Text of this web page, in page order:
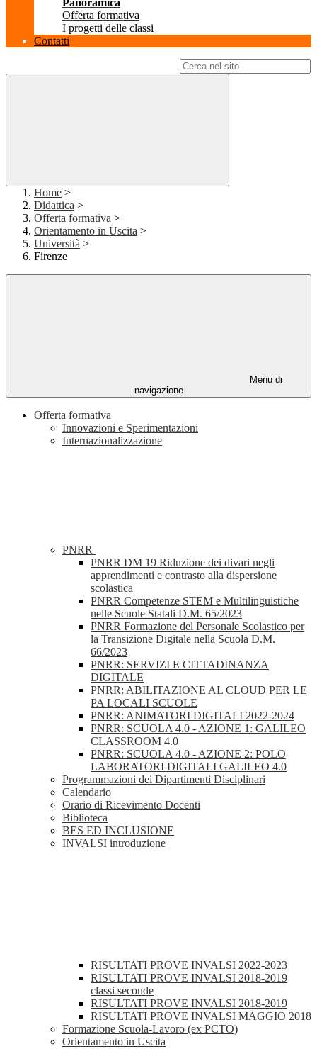
Panoramica
Offerta formativa
I progetti delle classi
Contatti
Home >
Didattica >
Offerta formativa >
Orientamento in Uscita >
Università >
Firenze
Menu di
navigazione
Offerta formativa
Innovazioni e Sperimentazioni
Internazionalizzazione
PNRR
PNRR DM 19 Riduzione dei divari negli
apprendimenti e contrasto alla dispersione
scolastica
PNRR Competenze STEM e Multilinguistiche
nelle Scuole Statali D.M. 65/2023
PNRR Formazione del Personale Scolastico per
la Transizione Digitale nella Scuola D.M.
66/2023
PNRR: SERVIZI E CITTADINANZA
DIGITALE
PNRR: ABILITAZIONE AL CLOUD PER LE
PA LOCALI SCUOLE
PNRR: ANIMATORI DIGITALI 2022-2024
PNRR: SCUOLA 4.0 - AZIONE 1: GALILEO
CLASSROOM 4.0
PNRR: SCUOLA 4.0 - AZIONE 2: POLO
LABORATORI DIGITALI GALILEO 4.0
Programmazioni dei Dipartimenti Disciplinari
Calendario
Orario di Ricevimento Docenti
Biblioteca
BES ED INCLUSIONE
INVALSI introduzione
RISULTATI PROVE INVALSI 2022-2023
RISULTATI PROVE INVALSI 2018-2019
classi seconde
RISULTATI PROVE INVALSI 2018-2019
RISULTATI PROVE INVALSI MAGGIO 2018
Formazione Scuola-Lavoro (ex PCTO)
Orientamento in Uscita